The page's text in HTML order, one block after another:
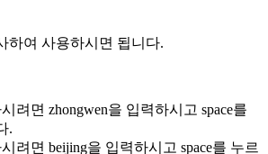
하여 사용하시면 됩니다.
려면 zhongwen을 입력하시고 space를
.
려면 beijing을 입력하시고 space를 누르